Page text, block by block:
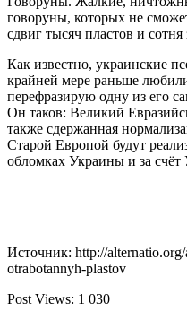
говоруны, которых не
сдвиг тысяч пластов и сотня
Как известно, украинские
крайней мере раньше
перефразирую одну из его
Он таков: Великий
также сдержанная
Старой Европой будут
обломках Украины и за
Источник: http://
otrabotannyh-plastov
Post Views: 1 030